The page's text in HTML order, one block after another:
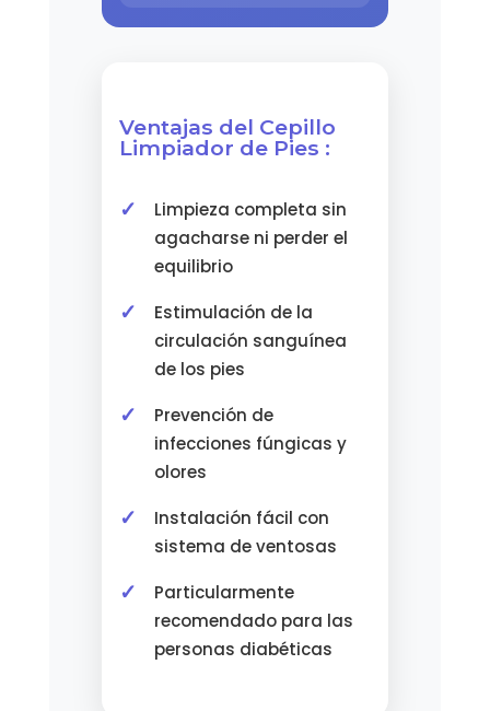
Ventajas del Cepillo
Limpiador de Pies :
Limpieza completa sin
agacharse ni perder el
equilibrio
Estimulación de la
circulación sanguínea
de los pies
Prevención de
infecciones fúngicas y
olores
Instalación fácil con
sistema de ventosas
Particularmente
recomendado para las
personas diabéticas